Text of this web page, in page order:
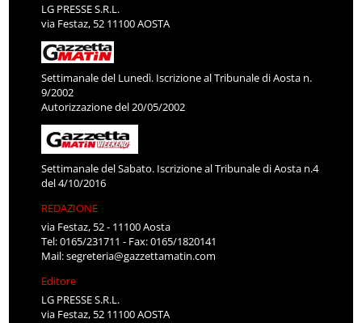
LG PRESSE S.R.L.
via Festaz, 52 11100 AOSTA
Settimanale del Lunedì. Iscrizione al Tribunale di Aosta n.
9/2002
Autorizzazione del 20/05/2002
Settimanale del Sabato. Iscrizione al Tribunale di Aosta n.4
del 4/10/2016
REDAZIONE
via Festaz, 52 - 11100 Aosta
Tel: 0165/231711 - Fax: 0165/1820141
Mail:segreteria@gazzettamatin.com
Editore
LG PRESSE S.R.L.
via Festaz, 52 11100 AOSTA